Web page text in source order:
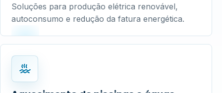
Soluções para produção elétrica renovável,
autoconsumo e redução da fatura energética.